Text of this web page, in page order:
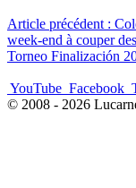
Article précédent :
week-end à couper
Torneo Finalización
YouTube Facebook
© 2008 - 2026